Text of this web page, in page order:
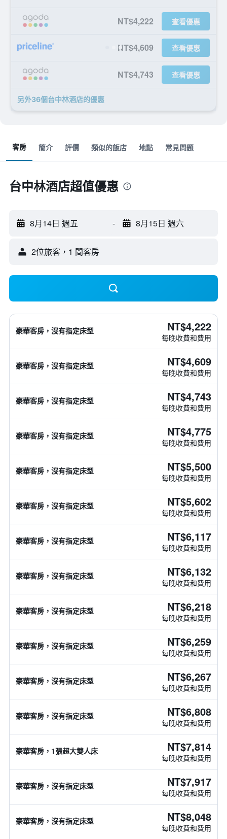
NT$4,222 查看優惠
NT$4,609 查看優惠
NT$4,743 查看優惠
另外36個台中林酒店​的優惠
客房 簡介 評價 類似的飯店 地點 常見問題
台中林酒店超值優惠
8月14日 週五 - 8月15日 週六
2位旅客，1 間客房
豪華客房，沒有指定床型 NT$4,222
每晚收費和費用
豪華客房，沒有指定床型 NT$4,609
每晚收費和費用
豪華客房，沒有指定床型 NT$4,743
每晚收費和費用
豪華客房，沒有指定床型 NT$4,775
每晚收費和費用
豪華客房，沒有指定床型 NT$5,500
每晚收費和費用
豪華客房，沒有指定床型 NT$5,602
每晚收費和費用
豪華客房，沒有指定床型 NT$6,117
每晚收費和費用
豪華客房，沒有指定床型 NT$6,132
每晚收費和費用
豪華客房，沒有指定床型 NT$6,218
每晚收費和費用
豪華客房，沒有指定床型 NT$6,259
每晚收費和費用
豪華客房，沒有指定床型 NT$6,267
每晚收費和費用
豪華客房，沒有指定床型 NT$6,808
每晚收費和費用
豪華客房，1張超大雙人床 NT$7,814
每晚收費和費用
豪華客房，沒有指定床型 NT$7,917
每晚收費和費用
豪華客房，沒有指定床型 NT$8,048
每晚收費和費用